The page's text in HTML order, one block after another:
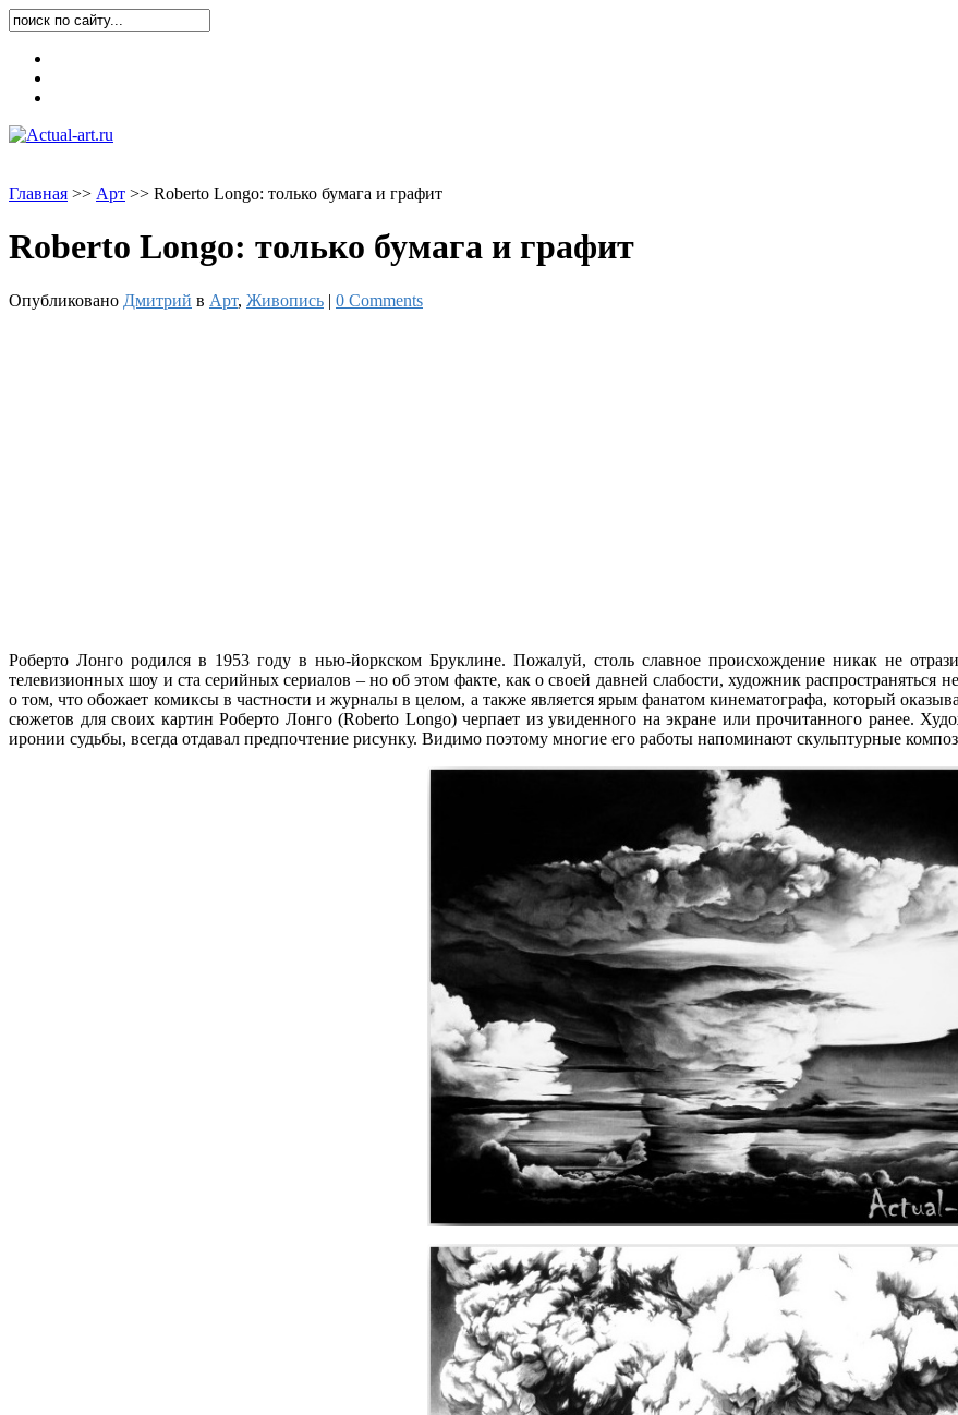
Главная >> Арт >> Roberto Longo: только бумага и графит
Roberto Longo: только бумага и графит
Опубликовано Дмитрий в Арт, Живопись | 0 Comments
Роберто Лонго родился в 1953 году в нью-йоркском Бруклине. Пожалуй, столь славное происхождение никак не
телевизионных шоу и ста серийных сериалов – но об этом факте, как о своей давней слабости, художник распространяться
о том, что обожает комиксы в частности и журналы в целом, а также является ярым фанатом кинематографа, который
сюжетов для своих картин Роберто Лонго (Roberto Longo) черпает из увиденного на экране или прочитанного ранее.
иронии судьбы, всегда отдавал предпочтение рисунку. Видимо поэтому многие его работы напоминают скульптурные